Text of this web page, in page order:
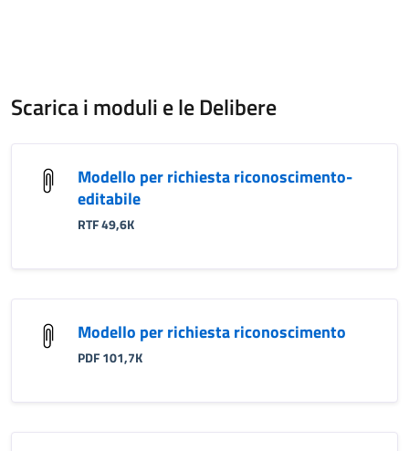
Scarica i moduli e le Delibere
Modello per richiesta riconoscimento-
editabile
RTF 49,6K
Modello per richiesta riconoscimento
PDF 101,7K